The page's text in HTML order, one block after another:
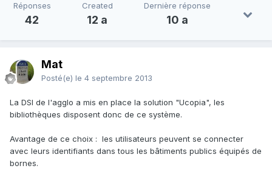
Réponses
42
Created
12 a
Dernière réponse
10 a
Mat
Posté(e) le 4 septembre 2013
La DSI de l'agglo a mis en place la solution "Ucopia", les
bibliothèques disposent donc de ce système.
Avantage de ce choix : les utilisateurs peuvent se connecter
avec leurs identifiants dans tous les bâtiments publics équipés de
bornes.